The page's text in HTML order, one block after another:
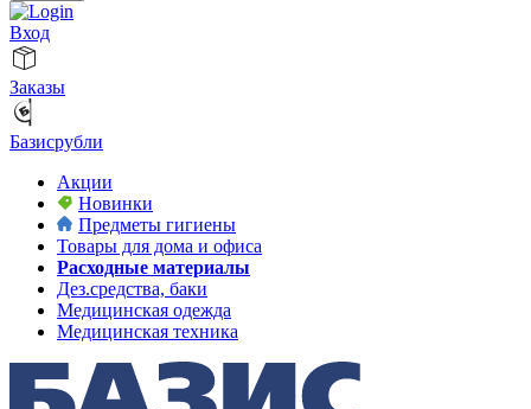
Вход
Заказы
Базисрубли
Акции
Новинки
Предметы гигиены
Товары для дома и офиса
Расходные материалы
Дез.средства, баки
Медицинская одежда
Медицинская техника